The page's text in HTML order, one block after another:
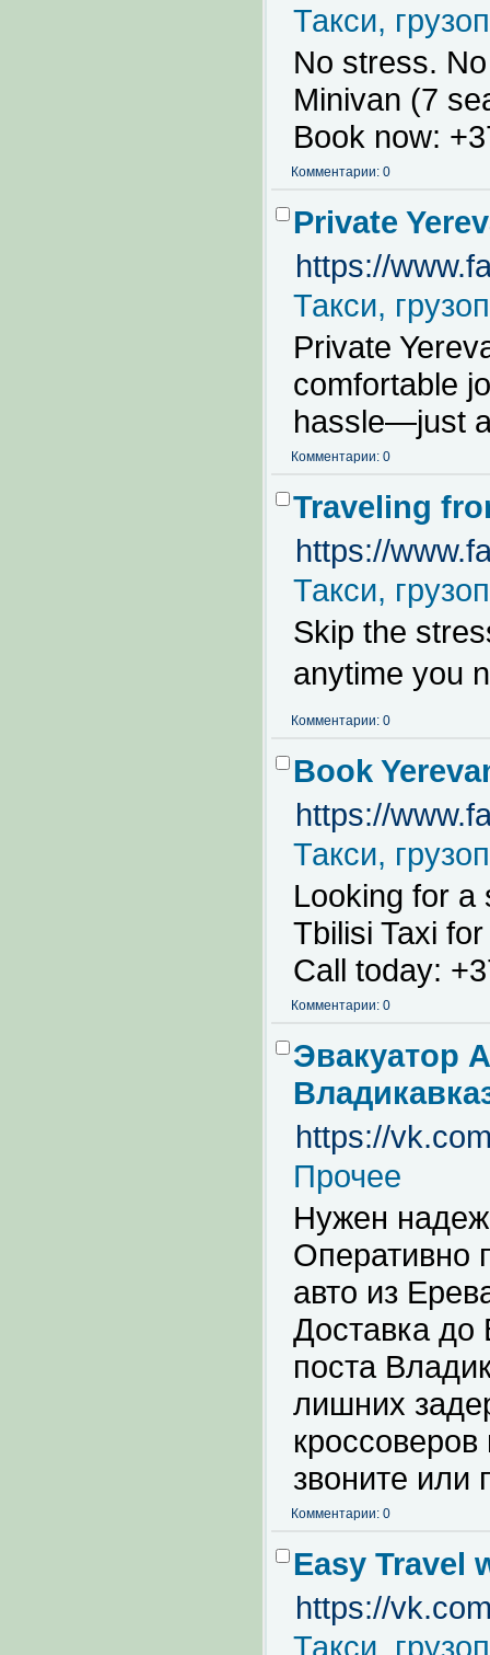
Такси,
No stress.
Minivan (7
Book now:
Комментарии: 0
Private
https://
Такси,
Private
comfortable
hassle—just
Комментарии: 0
Traveling
https://
Такси,
Skip the
anytime you
Комментарии: 0
Book
https://
Такси,
Looking for a
Tbilisi Taxi
Call today:
Комментарии: 0
Эвакуатор
https://
Прочее
Нужен
Оперативно
авто из
Доставка до
поста
лишних
звоните или
Комментарии: 0
Easy Travel
https://
Такси,